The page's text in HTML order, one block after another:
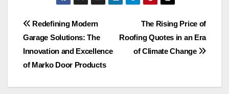
Post
navigation
The Rising Price of
Roofing Quotes in an Era
of Climate Change
Redefining Modern
Garage Solutions: The
Innovation and Excellence
of Marko Door Products